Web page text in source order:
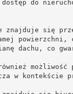
dostęp do
znajduje się
powierzchni,
dachu, co
w kontekście